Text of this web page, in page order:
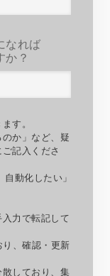
なれば
か？
す。
のか」など、疑
記入くださ
動化したい」
力で転記して
、確認・更新
散しており、集